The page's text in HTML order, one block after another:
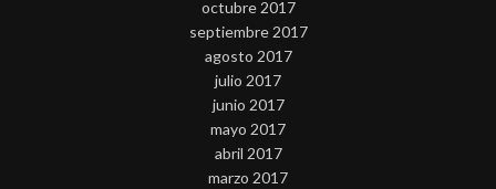
octubre 2017
septiembre 2017
agosto 2017
julio 2017
junio 2017
mayo 2017
abril 2017
marzo 2017